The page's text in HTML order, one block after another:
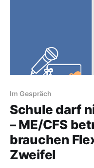
Im Gespräch
Schule darf
– ME/CFS
brauchen
Zweifel